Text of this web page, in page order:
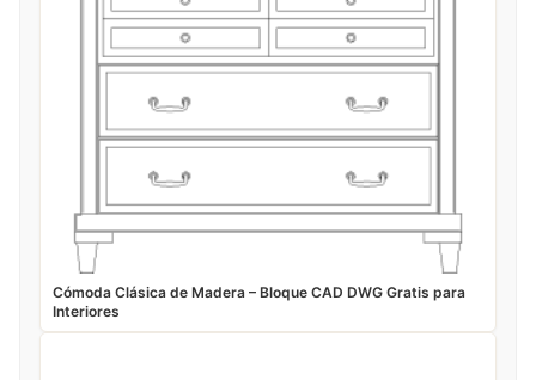
Cómoda Clásica de Madera – Bloque CAD DWG Gratis para
Interiores